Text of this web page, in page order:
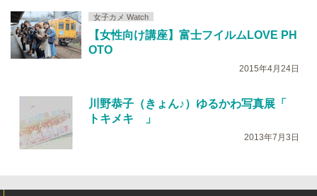
女子カメ Watch
【女性向け講座】富士フイルムLOVE PH
OTO
2015年4月24日
川野恭子（きょん♪）ゆるかわ写真展「
トキメキ 」
2013年7月3日